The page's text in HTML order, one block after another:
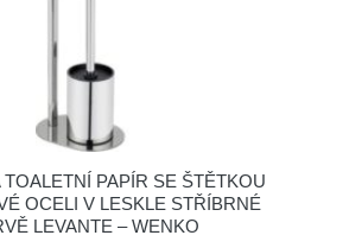
PAPÍR SE ŠTĚTKOU
OCELI V LESKLE STŘÍBRNÉ
LEVANTE – WENKO